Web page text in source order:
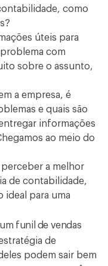
como
úteis para
com
sobre o assunto,
a empresa, é
e quais são
informações
ao meio do
perceber a melhor
de contabilidade,
para uma
funil de vendas
de
podem sair bem